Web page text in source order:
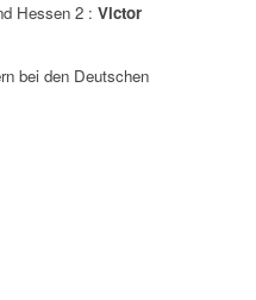
Hessen 2 : Victor
bei den Deutschen